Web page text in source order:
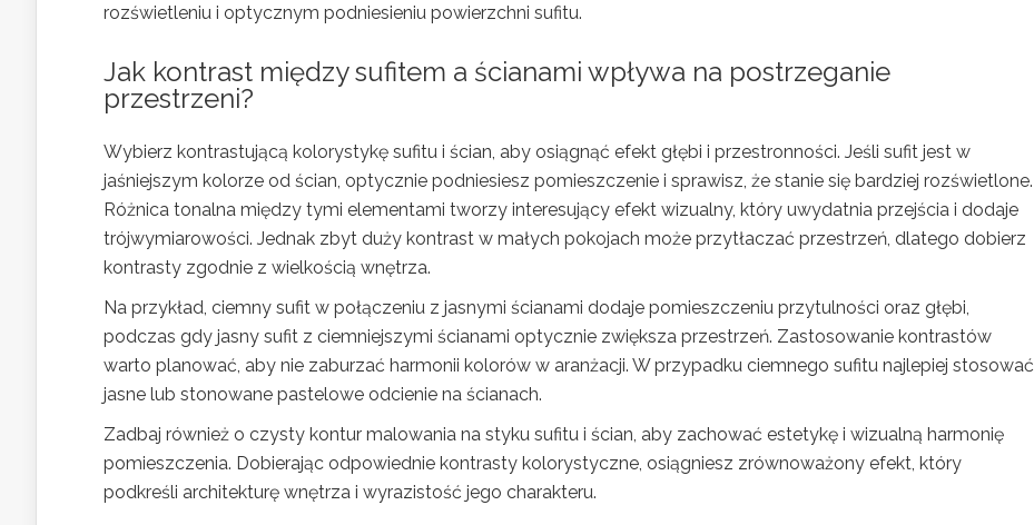
rozświetleniu i optycznym podniesieniu powierzchni sufitu.
Jak kontrast między sufitem a ścianami wpływa na postrzeganie
przestrzeni?
Wybierz kontrastującą kolorystykę sufitu i ścian, aby osiągnąć efekt głębi i przestronności. Jeśli sufit jest w
jaśniejszym kolorze od ścian, optycznie podniesiesz pomieszczenie i sprawisz, że stanie się bardziej rozświetlone.
Różnica tonalna między tymi elementami tworzy interesujący efekt wizualny, który uwydatnia przejścia i dodaje
trójwymiarowości. Jednak zbyt duży kontrast w małych pokojach może przytłaczać przestrzeń, dlatego dobierz
kontrasty zgodnie z wielkością wnętrza.
Na przykład, ciemny sufit w połączeniu z jasnymi ścianami dodaje pomieszczeniu przytulności oraz głębi,
podczas gdy jasny sufit z ciemniejszymi ścianami optycznie zwiększa przestrzeń. Zastosowanie kontrastów
warto planować, aby nie zaburzać harmonii kolorów w aranżacji. W przypadku ciemnego sufitu najlepiej stosować
jasne lub stonowane pastelowe odcienie na ścianach.
Zadbaj również o czysty kontur malowania na styku sufitu i ścian, aby zachować estetykę i wizualną harmonię
pomieszczenia. Dobierając odpowiednie kontrasty kolorystyczne, osiągniesz zrównoważony efekt, który
podkreśli architekturę wnętrza i wyrazistość jego charakteru.